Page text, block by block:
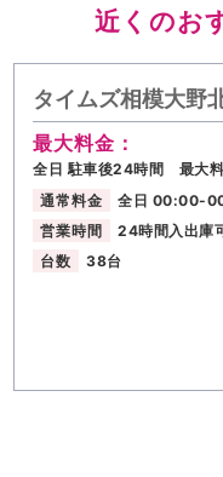
近くのお
タイムズ相模大野
最大料金：
全日 駐車後24時間 最大
通常料金
全日 00:00-
営業時間
24時間入出庫
台数
38台